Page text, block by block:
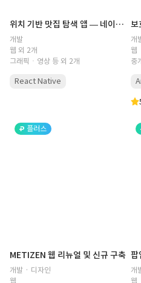
위치 기반 맛집 탐색 앱 — 네이버 지도·경로 조회·다중 사진편집 모듈
개발
웹 외 2개
그래픽ㆍ영상 등 외 2개
React Native
개
웹
중
플러스
METIZEN 웹 리뉴얼 및 신규 구축
개발 · 디자인
웹
개
웹